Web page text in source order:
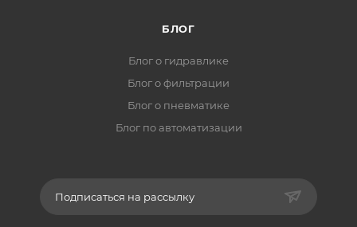
БЛОГ
Блог о гидравлике
Блог о фильтрации
Блог о пневматике
Блог по автоматизации
Подписаться на рассылку